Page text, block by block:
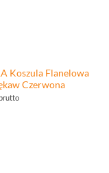
Koszula Flanelowa
Czerwona